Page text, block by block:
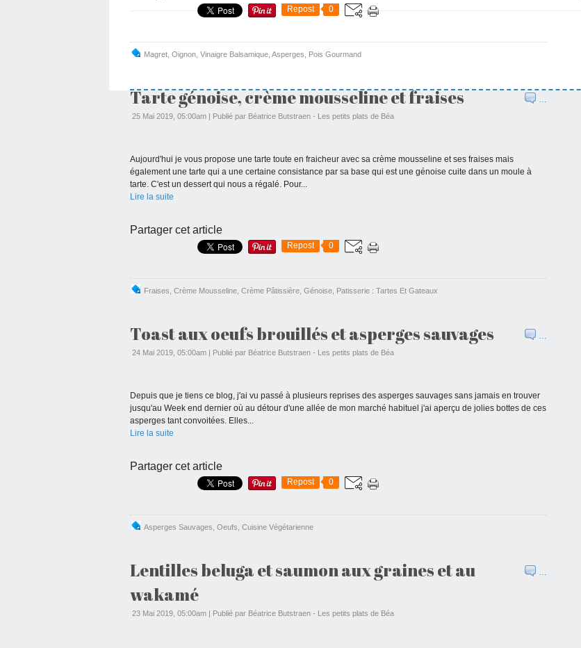
Repost 0
Magret Oignon Vinaigre Balsamique Asperges Pois Gourmand
…
Tarte génoise, crème mousseline et fraises
25 Mai 2019, 05:00am | Publié par Béatrice Butstraen - Les petits plats de Béa
Aujourd'hui je vous propose une tarte toute en fraicheur avec sa crème mousseline et ses fraises mais
également une tarte qui a une certaine consistance par sa base qui est une génoise cuite dans un moule à
tarte. C'est un dessert qui nous a régalé. Pour...
Lire la suite
Partager cet article
Repost 0
Fraises Crème Mousseline Crème Pâtissière Génoise Patisserie : Tartes Et Gateaux
…
Toast aux oeufs brouillés et asperges sauvages
24 Mai 2019, 05:00am | Publié par Béatrice Butstraen - Les petits plats de Béa
Depuis que je tiens ce blog, j'ai vu passé à plusieurs reprises des asperges sauvages sans jamais en trouver
jusqu'au Week end dernier où au détour d'une allée de mon marché habituel j'ai aperçu de jolies bottes de ces
asperges tant convoitées. Elles...
Lire la suite
Partager cet article
Repost 0
Asperges Sauvages Oeufs Cuisine Végétarienne
…
Lentilles beluga et saumon aux graines et au
wakamé
23 Mai 2019, 05:00am | Publié par Béatrice Butstraen - Les petits plats de Béa